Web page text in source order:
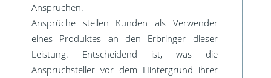
Ansprüchen.
Ansprüche stellen Kunden als Verwender
eines Produktes an den Erbringer dieser
Leistung. Entscheidend ist, was die
Anspruchsteller vor dem Hintergrund ihrer